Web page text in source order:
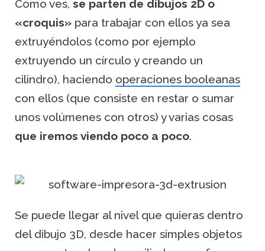
Como ves, se parten de dibujos 2D o
«croquis» para trabajar con ellos ya sea
extruyéndolos (como por ejemplo
extruyendo un círculo y creando un
cilindro), haciendo operaciones booleanas
con ellos (que consiste en restar o sumar
unos volúmenes con otros) y varias cosas
que iremos viendo poco a poco.
Se puede llegar al nivel que quieras dentro
del dibujo 3D, desde hacer simples objetos